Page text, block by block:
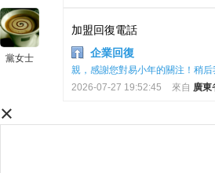
黨女士
加盟回復電話
企業回復
親，感謝您對易小年的關注！稍后
2026-07-27 19:52:45
來自 廣東
×